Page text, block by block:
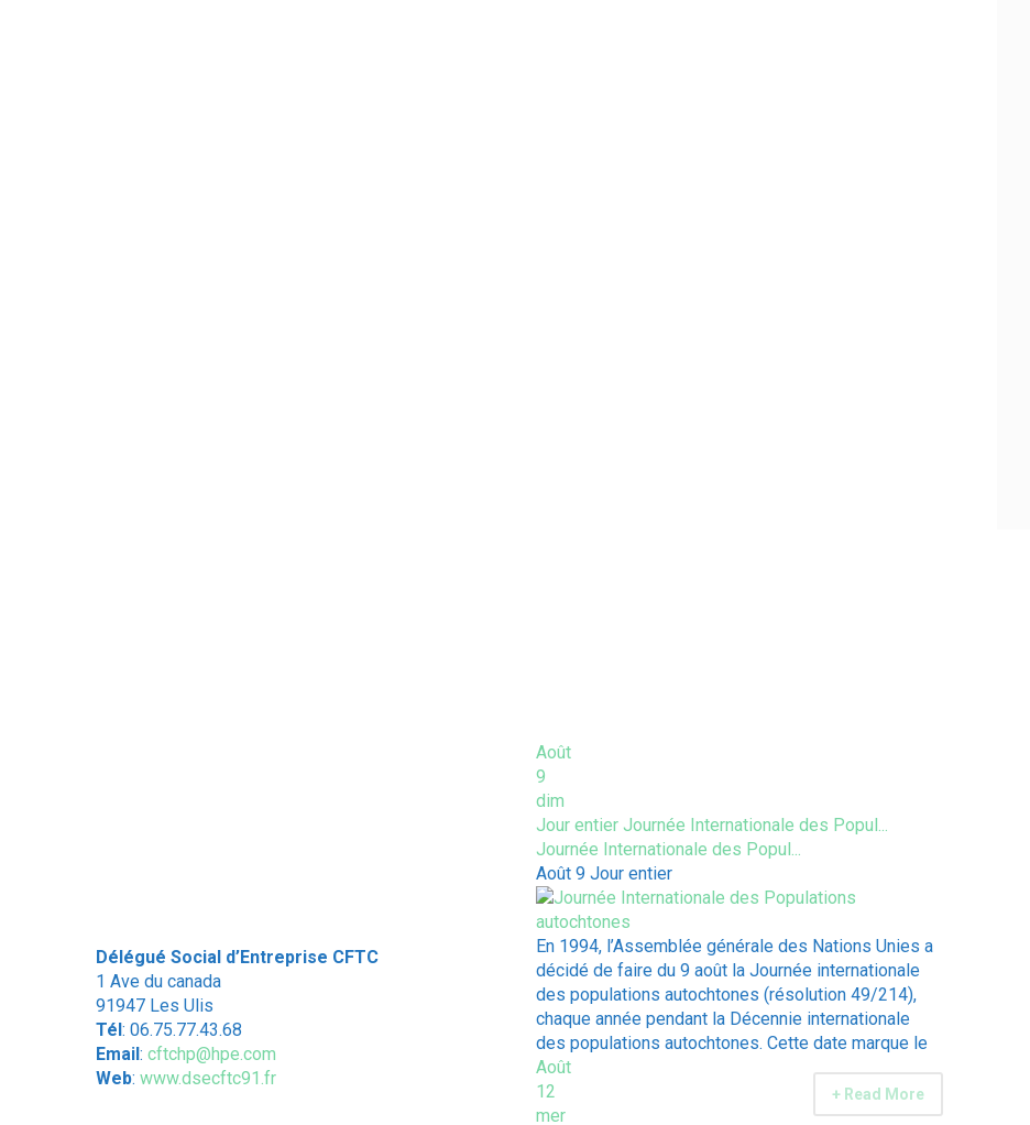
Délégué Social d’Entreprise CFTC
1 Ave du canada
91947 Les Ulis
Tél: 06.75.77.43.68
Email: cftchp@hpe.com
Web: www.dsecftc91.fr
Août
9
dim
Jour entier Journée Internationale des Popul...
Journée Internationale des Popul...
Août 9 Jour entier
En 1994, l’Assemblée générale des Nations Unies a
décidé de faire du 9 août la Journée internationale
des populations autochtones (résolution 49/214),
chaque année pendant la Décennie internationale
des populations autochtones. Cette date marque le
+ Read More
Août
12
mer